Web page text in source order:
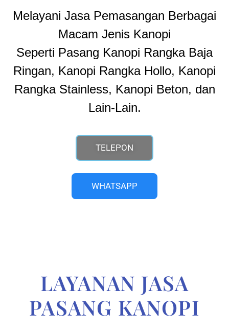
Melayani Jasa Pemasangan Berbagai
Macam Jenis Kanopi
Seperti Pasang Kanopi Rangka Baja
Ringan, Kanopi Rangka Hollo, Kanopi
Rangka Stainless, Kanopi Beton, dan
Lain-Lain.
TELEPON
WHATSAPP
LAYANAN JASA
PASANG KANOPI